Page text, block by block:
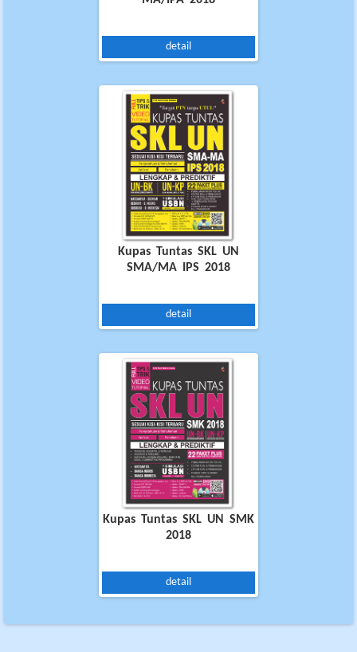
detail
Kupas Tuntas SKL UN
SMA/MA IPS 2018
detail
Kupas Tuntas SKL UN SMK
2018
detail